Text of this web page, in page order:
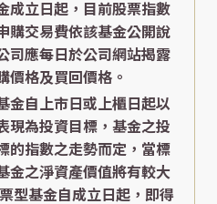
成立日起，目前股票指數
購交易費依該基金公開說
司應每日於公司網站揭露
價格及買回價格。
金自上市日或上櫃日起以
現為投資目標，基金之投
的指數之走勢而定，當標
金之淨資產價值將有較大
型基金自成立日起，即得